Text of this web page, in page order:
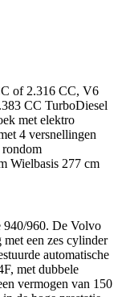
of 2.316 CC, V6
CC TurboDiesel
met elektro
4 versnellingen
Wielbasis 277 cm
940/960. De Volvo
een zes cylinder
automatische
met dubbele
vermogen van 150